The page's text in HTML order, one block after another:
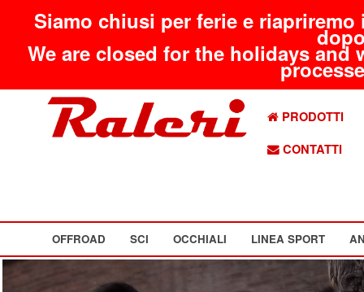
Siamo chiusi per ferie e
We are closed for the holidays
PRODOTTI
CONTATTI
OFFROAD SCI OCCHIALI LINEA SPORT